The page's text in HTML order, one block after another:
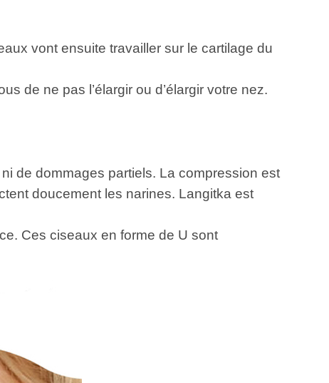
vont ensuite travailler sur le cartilage du
de ne pas l’élargir ou d’élargir votre nez.
de dommages partiels. La compression est
doucement les narines. Langitka est
Ces ciseaux en forme de U sont